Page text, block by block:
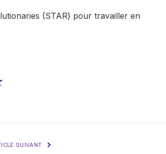
(STAR) pour travailler en
SUIVANT